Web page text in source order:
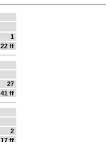
1
22 ff
27
41 ff
2
17 ff